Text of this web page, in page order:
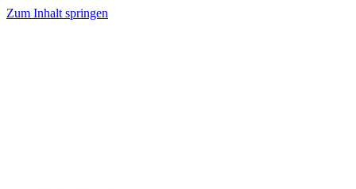
Zum Inhalt springen